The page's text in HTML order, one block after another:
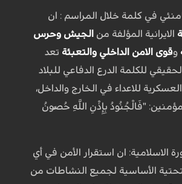
في كلمة خلال المراسم : ان
الايرانية المؤلفة من الجيش وحرس
وقوى الامن الداخلي والتعبئة تعد
للكلمة الدرع الدفاعي للبلاد
للاعداء في الخارج والداخل،
"فَالْجُنُودُ بِإِذْنِ‏ اللَّهِ‏ حُصُونُ‏
الاسلامية: ان استقرار الأمن في أي
الأساسية لجميع النشاطات من